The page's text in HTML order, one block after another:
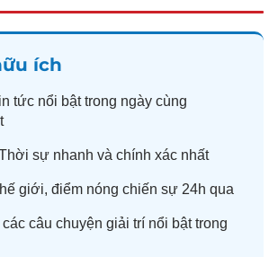
ích
tức nổi bật trong ngày cùng
sự nhanh và chính xác nhất
giới, điểm nóng chiến sự 24h qua
câu chuyện giải trí nổi bật trong